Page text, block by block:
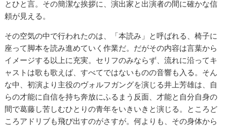
とひと言。その簡潔な挨拶に、演出家と出演者の間に確かな信
頼が見える。
その空気の中で行われたのは、「本読み」と呼ばれる、椅子に
座って脚本を読み進めていく作業だ。だがその内容は言葉から
イメージする以上に充実。セリフのみならず、流れに沿ってキ
ャストは歌も歌えば、すべてではないものの音響も入る。そん
な中、初演より主役のヴォルフガングを演じる井上芳雄は、自
らの才能に自信を持ち奔放にふるまう反面、才能と自分自身の
間で葛藤し苦しむひとりの青年をいきいきと演じる。ところど
ころアドリブも飛び出すのがさすが。何よりも、その身体から